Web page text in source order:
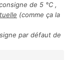
de 5 °C ,
(comme ça la
par défaut de